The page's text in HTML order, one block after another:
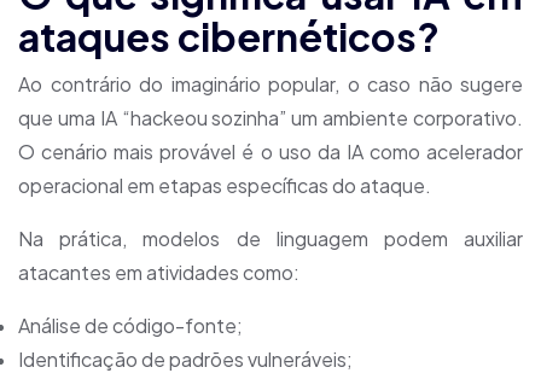
ataques cibernéticos?
Ao contrário do imaginário popular, o caso não sugere
que uma IA “hackeou sozinha” um ambiente corporativo.
O cenário mais provável é o uso da IA como acelerador
operacional em etapas específicas do ataque.
Na prática, modelos de linguagem podem auxiliar
atacantes em atividades como:
Análise de código-fonte;
Identificação de padrões vulneráveis;